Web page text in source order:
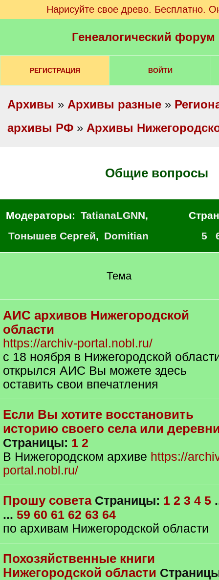
Нарисуйте свое древо. Бесплатно.
Генеалогический
РЕГИСТРАЦИЯ ВОЙТИ
Архивы » Архивы разные »
архивы РФ » Архивы
Общие вопросы
Модераторы: TatianaLGNN,
Тонышев Сергей, Domitian
5
Тема
АИС архивов Нижегородской
области
https://archiv-portal.nobl.ru/
с 18 ноября в Нижегородской
открылся АИС Вы можете здесь
оставить свои впечатления
Если Вы хотите восстановить
историю своего села или
Страницы: 1 2
В Нижегородском архиве https://
portal.nobl.ru/
Прошу совета Страницы: 1 2 3 4 5
... 59 60 61 62 63 64
по архивам Нижегородской области
Похозяйственные книги
Нижегородской области